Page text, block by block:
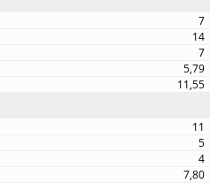
7
14
7
5,79
11,55
11
5
4
7,80